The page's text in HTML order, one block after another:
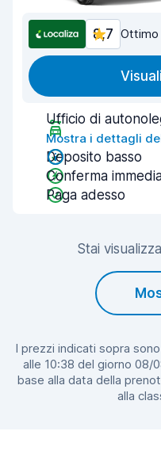
8,7 Ottimo
Ufficio di
Mostra i dettagli
Deposito basso
Conferma
Paga adesso
Stai
I prezzi indicati sopra
alle 10:38 del giorno 08/
base alla data della
alla